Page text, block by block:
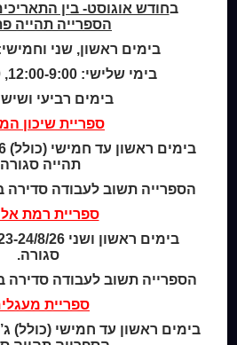
מי אנחנו
צור קשר
קטלוג כותר ראשון
ארכיון ספריית השבוע
מדיניות הפרטיות
מדיניות שימוש בקבצי קוקיז (Cookies Policy)
ב
הספרייה תהייה
בימים ראשון, שני וחמישי: 18:45-
בימי שלישי: 12:00-9:00, 18:45-14:00
בימים רביעי
ספריית שיכון
תהייה
הספרייה תשוב לעבודה סדירה ביום
ספריית רמת
סגורה.
הספרייה תשוב לעבודה סדירה ביום
ספריית